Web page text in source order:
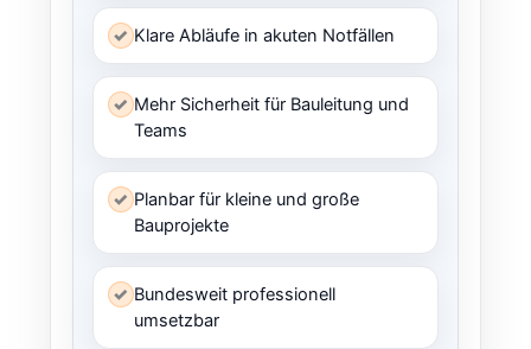
✓ Klare Abläufe in akuten Notfällen
✓ Mehr Sicherheit für Bauleitung und
Teams
✓ Planbar für kleine und große
Bauprojekte
✓ Bundesweit professionell
umsetzbar